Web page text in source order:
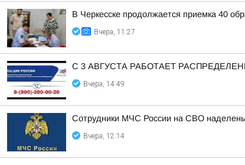
В Черкесске продолжается приемка 40
Вчера, 11:27
С 3 АВГУСТА РАБОТАЕТ
Вчера, 14:49
Сотрудники МЧС России на СВО
Вчера, 12:14